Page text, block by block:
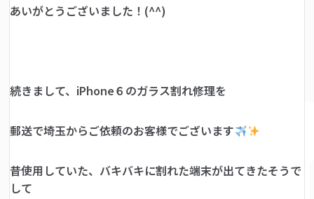
あいがとうございました！(^^)
続きまして、iPhone６のガラス割れ修理を
郵送で埼玉からご依頼のお客様でございます
昔使用していた、バキバキに割れた端末が出てきたそうで
して